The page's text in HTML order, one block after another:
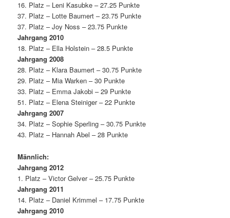
16. Platz – Leni Kasubke – 27.25 Punkte
37. Platz – Lotte Baumert – 23.75 Punkte
37. Platz – Joy Noss – 23.75 Punkte
Jahrgang 2010
18. Platz – Ella Holstein – 28.5 Punkte
Jahrgang 2008
28. Platz – Klara Baumert – 30.75 Punkte
29. Platz – Mia Warken – 30 Punkte
33. Platz – Emma Jakobi – 29 Punkte
51. Platz – Elena Steiniger – 22 Punkte
Jahrgang 2007
34. Platz – Sophie Sperling – 30.75 Punkte
43. Platz – Hannah Abel – 28 Punkte
Männlich:
Jahrgang 2012
1. Platz – Victor Gelver – 25.75 Punkte
Jahrgang 2011
14. Platz – Daniel Krimmel – 17.75 Punkte
Jahrgang 2010